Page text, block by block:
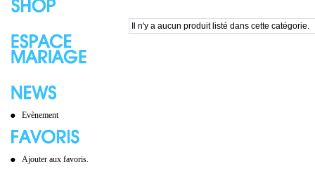
Evènement
Ajouter aux favoris.
Il n'y a aucun produit listé dans cette catégorie.